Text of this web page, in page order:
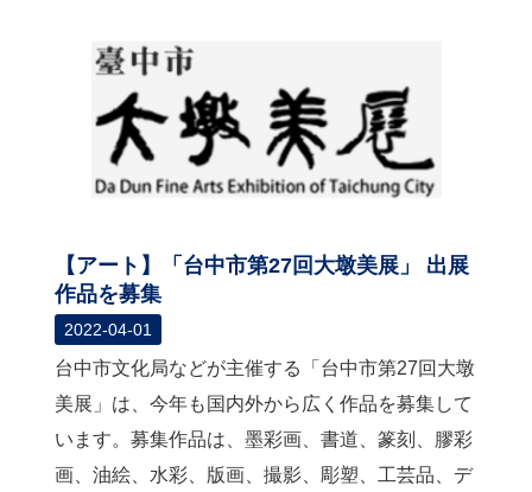
【アート】「台中市第27回大墩美展」 出展
作品を募集
2022-04-01
台中市文化局などが主催する「台中市第27回大墩
美展」は、今年も国内外から広く作品を募集して
います。募集作品は、墨彩画、書道、篆刻、膠彩
画、油絵、水彩、版画、撮影、彫塑、工芸品、デ